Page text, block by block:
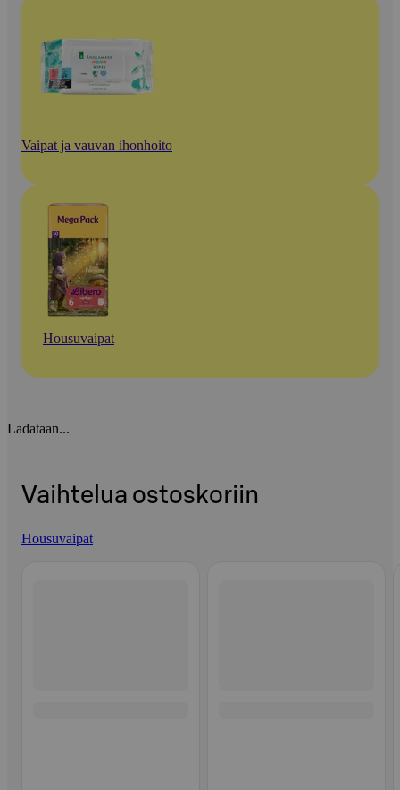
Vaipat ja vauvan ihonhoito
Housuvaipat
Ladataan...
Vaihtelua ostoskoriin
Housuvaipat